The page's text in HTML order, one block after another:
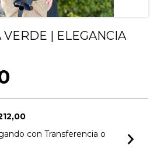
VERDE | ELEGANCIA
con Transferencia o